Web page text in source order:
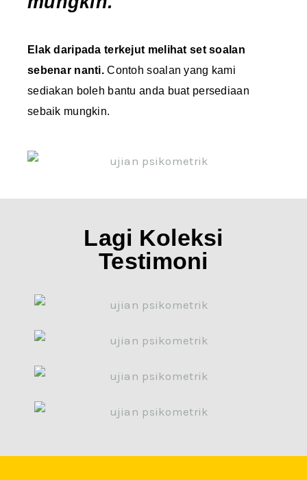
Elak daripada terkejut melihat set soalan
sebenar nanti. Contoh soalan yang kami
sediakan boleh bantu anda buat persediaan
sebaik mungkin.
Lagi Koleksi
Testimoni